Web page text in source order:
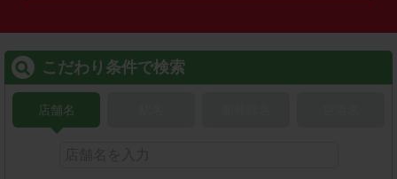
こだわり条件で検索
店舗名